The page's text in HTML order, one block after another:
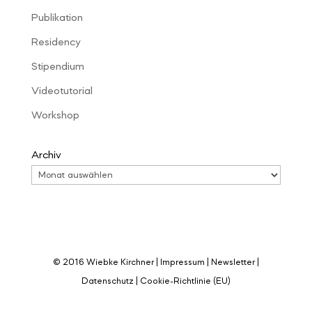
Publikation
Residency
Stipendium
Videotutorial
Workshop
Archiv
© 2016 Wiebke Kirchner | Impressum Newsletter|
Datenschutz Cookie-Richtlinie (EU)